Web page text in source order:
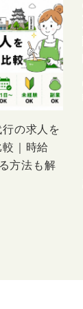
行の求人を
｜時給
方法も解